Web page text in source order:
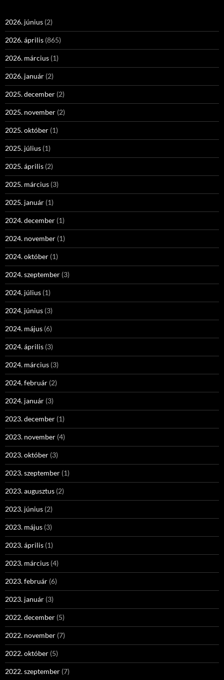
2026. június (2)
2026. április (865)
2026. március (1)
2026. január (2)
2025. december (2)
2025. november (2)
2025. október (1)
2025. július (1)
2025. április (2)
2025. március (3)
2025. január (1)
2024. december (1)
2024. november (1)
2024. október (1)
2024. szeptember (3)
2024. július (1)
2024. június (3)
2024. május (6)
2024. április (3)
2024. március (3)
2024. február (2)
2024. január (3)
2023. december (1)
2023. november (4)
2023. október (3)
2023. szeptember (1)
2023. augusztus (2)
2023. június (2)
2023. május (3)
2023. április (1)
2023. március (4)
2023. február (6)
2023. január (3)
2022. december (5)
2022. november (7)
2022. október (5)
2022. szeptember (7)